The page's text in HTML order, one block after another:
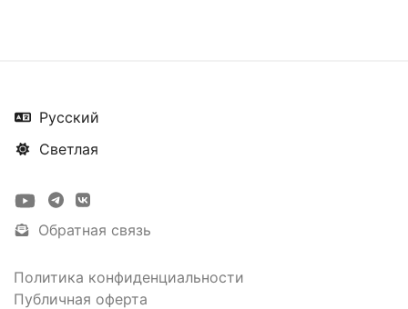
Русский
Светлая
Обратная связь
Политика конфиденциальности
Публичная оферта